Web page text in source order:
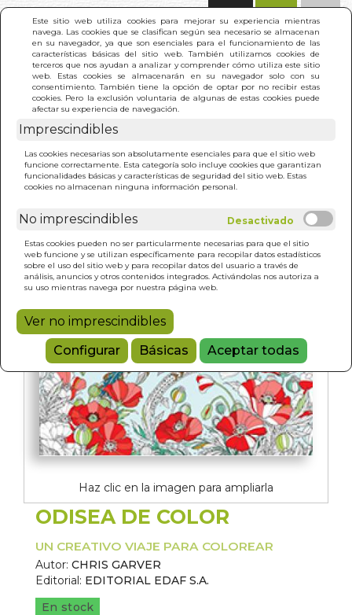
Este sitio web utiliza cookies para mejorar su experiencia mientras
navega. Las cookies que se clasifican según sea necesario se almacenan
en su navegador, ya que son esenciales para el funcionamiento de las
características básicas del sitio web. También utilizamos cookies de
terceros que nos ayudan a analizar y comprender cómo utiliza este sitio
web. Estas cookies se almacenarán en su navegador solo con su
consentimiento. También tiene la opción de optar por no recibir estas
cookies. Pero la exclusión voluntaria de algunas de estas cookies puede
afectar su experiencia de navegación.
Imprescindibles
Las cookies necesarias son absolutamente esenciales para que el sitio web
funcione correctamente. Esta categoría solo incluye cookies que garantizan
funcionalidades básicas y características de seguridad del sitio web. Estas
cookies no almacenan ninguna información personal.
No imprescindibles
Estas cookies pueden no ser particularmente necesarias para que el sitio
web funcione y se utilizan específicamente para recopilar datos estadísticos
sobre el uso del sitio web y para recopilar datos del usuario a través de
análisis, anuncios y otros contenidos integrados. Activándolas nos autoriza a
su uso mientras navega por nuestra página web.
Ver no imprescindibles
Configurar
Básicas Aceptar todas
INICIO > ODISEA DE COLOR
Haz clic en la imagen para ampliarla
ODISEA DE COLOR
UN CREATIVO VIAJE PARA COLOREAR
Autor: CHRIS GARVER
Editorial: EDITORIAL EDAF S.A.
En stock